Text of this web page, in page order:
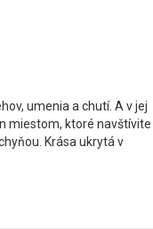
umenia a chutí. A v jej
miestom, ktoré navštívite
Krása ukrytá v